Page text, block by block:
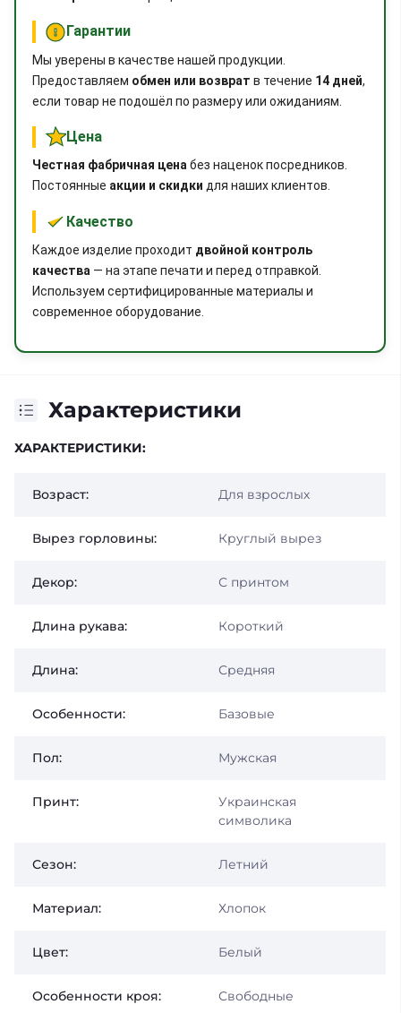
Гарантии
Мы уверены в качестве нашей продукции.
Предоставляем обмен или возврат в течение 14 дней,
если товар не подошёл по размеру или ожиданиям.
Цена
Честная фабричная ценабез наценок посредников.
Постоянные акции и скидки для наших клиентов.
Качество
Каждое изделие проходит двойной контроль
качества — на этапе печати и перед отправкой.
Используем сертифицированные материалы и
современное оборудование.
Характеристики
ХАРАКТЕРИСТИКИ:
Возраст: Для взрослых
Вырез горловины: Круглый вырез
Декор: С принтом
Длина рукава: Короткий
Длина: Средняя
Особенности: Базовые
Пол: Мужская
Принт:
Украинская
символика
Сезон: Летний
Материал: Хлопок
Цвет: Белый
Особенности кроя: Свободные